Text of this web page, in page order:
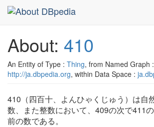
About: 410
An Entity of Type : Thing, from Named Graph :
http://ja.dbpedia.org, within Data Space :
410（四百十、よんひゃくじゅう）は自
数、また整数において、409の次で411の
前の数である。